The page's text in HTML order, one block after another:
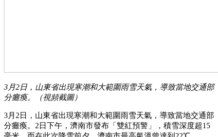
3月2日，山東省出現寒潮和大範圍雨雪天氣，導致當地交通部
分癱瘓。（視頻截圖）
3月2日，山東省出現寒潮和大範圍雨雪天氣，導致當地交通部
分癱瘓。2日下午，濟南市發布「雙紅預警」，積雪深度超15